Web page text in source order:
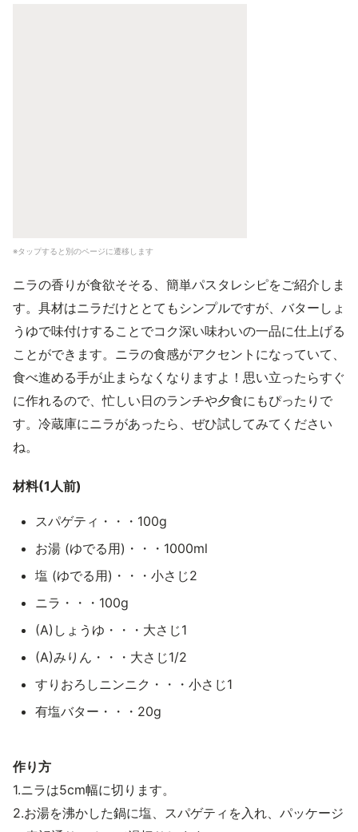
※タップすると別のページに遷移します
ニラの香りが食欲そそる、簡単パスタレシピをご紹介しま
す。具材はニラだけととてもシンプルですが、バターしょ
うゆで味付けすることでコク深い味わいの一品に仕上げる
ことができます。ニラの食感がアクセントになっていて、
食べ進める手が止まらなくなりますよ！思い立ったらすぐ
に作れるので、忙しい日のランチや夕食にもぴったりで
す。冷蔵庫にニラがあったら、ぜひ試してみてください
ね。
材料(1人前)
スパゲティ・・・100g
お湯 (ゆでる用)・・・1000ml
塩 (ゆでる用)・・・小さじ2
ニラ・・・100g
(A)しょうゆ・・・大さじ1
(A)みりん・・・大さじ1/2
すりおろしニンニク・・・小さじ1
有塩バター・・・20g
作り方
1.ニラは5cm幅に切ります。
2.お湯を沸かした鍋に塩、スパゲティを入れ、パッケージ